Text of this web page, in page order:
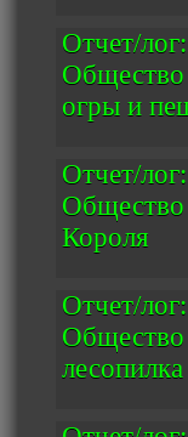
Отчет/лог:
Общество
огры и
Отчет/лог:
Общество
Короля
Отчет/лог:
Общество
лесопилка